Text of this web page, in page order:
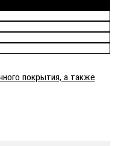
покрытия, а также